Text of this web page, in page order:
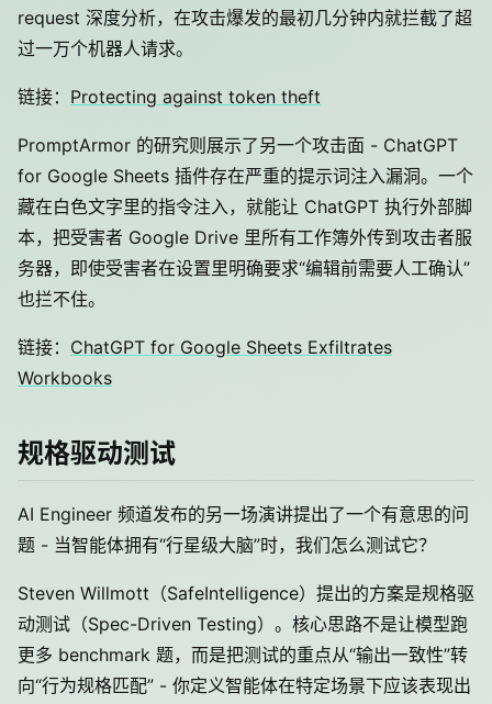
request 深度分析，在攻击爆发的最初几分钟内就拦截了超
过一万个机器人请求。
链接： Protecting against token theft
PromptArmor 的研究则展示了另一个攻击面 - ChatGPT
for Google Sheets 插件存在严重的提示词注入漏洞。一个
藏在白色文字里的指令注入，就能让 ChatGPT 执行外部脚
本，把受害者 Google Drive 里所有工作簿外传到攻击者服
务器，即使受害者在设置里明确要求“编辑前需要人工确认”
也拦不住。
链接： ChatGPT for Google Sheets Exfiltrates
Workbooks
规格驱动测试
AI Engineer 频道发布的另一场演讲提出了一个有意思的问
题 - 当智能体拥有“行星级大脑”时，我们怎么测试它？
Steven Willmott（SafeIntelligence）提出的方案是规格驱
动测试（Spec-Driven Testing）。核心思路不是让模型跑
更多 benchmark 题，而是把测试的重点从“输出一致性”转
向“行为规格匹配” - 你定义智能体在特定场景下应该表现出